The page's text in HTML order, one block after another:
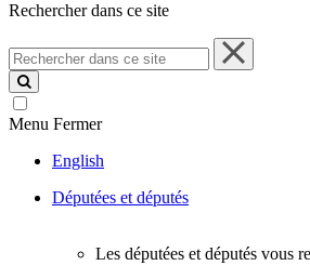
Rechercher dans ce site
Rechercher
dans
ce
site
Menu Fermer
English
Députées et députés
Les députées et députés vous